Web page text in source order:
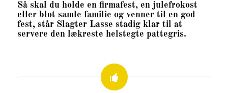
Så skal du holde en firmafest, en julefrokost
eller blot samle familie og venner til en god
fest, står Slagter Lasse stadig klar til at
servere den lækreste helstegte pattegris.